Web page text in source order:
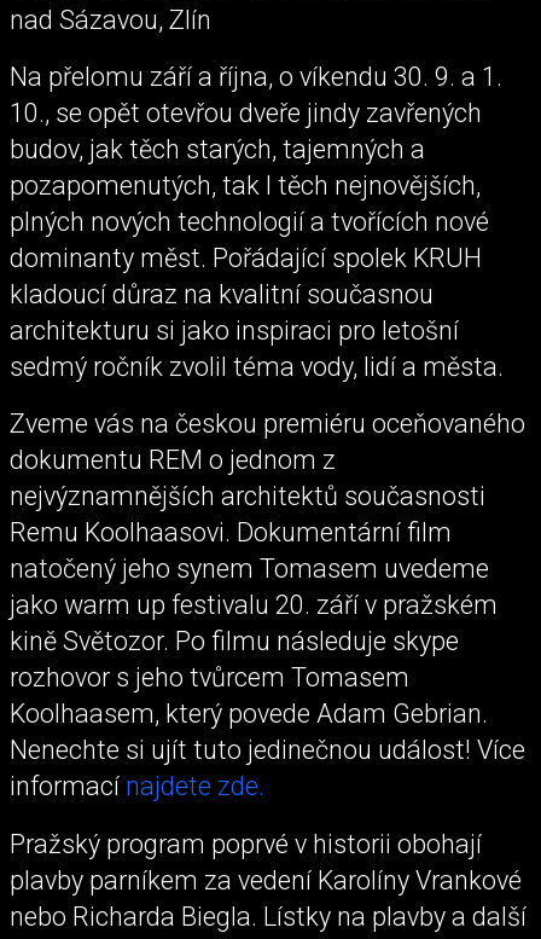
nad Sázavou, Zlín
Na přelomu září a října, o víkendu 30. 9. a 1.
10., se opět otevřou dveře jindy zavřených
budov, jak těch starých, tajemných a
pozapomenutých, tak I těch nejnovějších,
plných nových technologií a tvořících nové
dominanty měst. Pořádající spolek KRUH
kladoucí důraz na kvalitní současnou
architekturu si jako inspiraci pro letošní
sedmý ročník zvolil téma vody, lidí a města.
Zveme vás na českou premiéru oceňovaného
dokumentu REM o jednom z
nejvýznamnějších architektů současnosti
Remu Koolhaasovi. Dokumentární film
natočený jeho synem Tomasem uvedeme
jako warm up festivalu 20. září v pražském
kině Světozor. Po filmu následuje skype
rozhovor s jeho tvůrcem Tomasem
Koolhaasem, který povede Adam Gebrian.
Nenechte si ujít tuto jedinečnou událost! Více
informací najdete zde.
Pražský program poprvé v historii obohají
plavby parníkem za vedení Karolíny Vrankové
nebo Richarda Biegla. Lístky na plavby a další